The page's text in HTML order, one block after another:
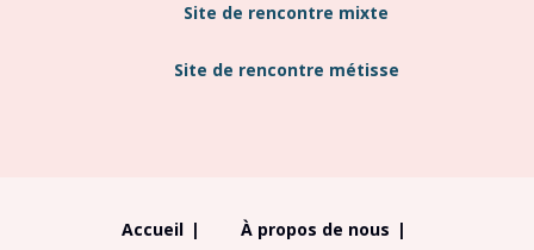
Site de rencontre mixte
Site de rencontre métisse
Accueil | À propos de nous |